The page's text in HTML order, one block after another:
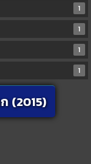
1
1
1
1
(2015)